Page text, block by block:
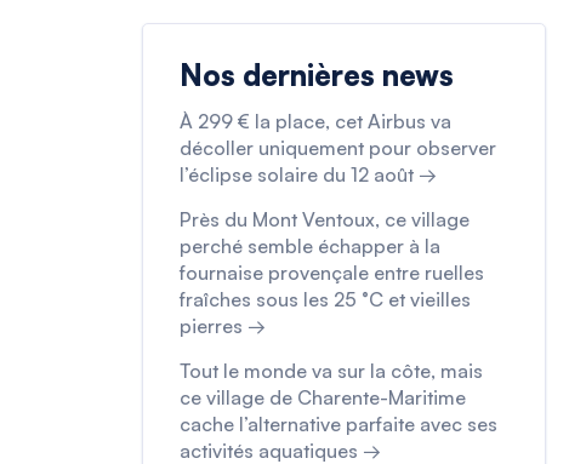
Nos dernières news
À 299 € la place, cet Airbus va
décoller uniquement pour observer
l’éclipse solaire du 12 août →
Près du Mont Ventoux, ce village
perché semble échapper à la
fournaise provençale entre ruelles
fraîches sous les 25 °C et vieilles
pierres →
Tout le monde va sur la côte, mais
ce village de Charente-Maritime
cache l’alternative parfaite avec ses
activités aquatiques →